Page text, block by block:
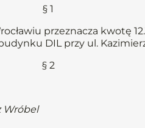
§ 1
przeznacza kwotę
DIL przy ul.
§ 2
Wróbel